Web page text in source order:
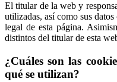
El titular de la web y
utilizadas, así como sus
legal de esta página.
distintos del titular de esta
¿Cuáles son las
qué se utilizan?